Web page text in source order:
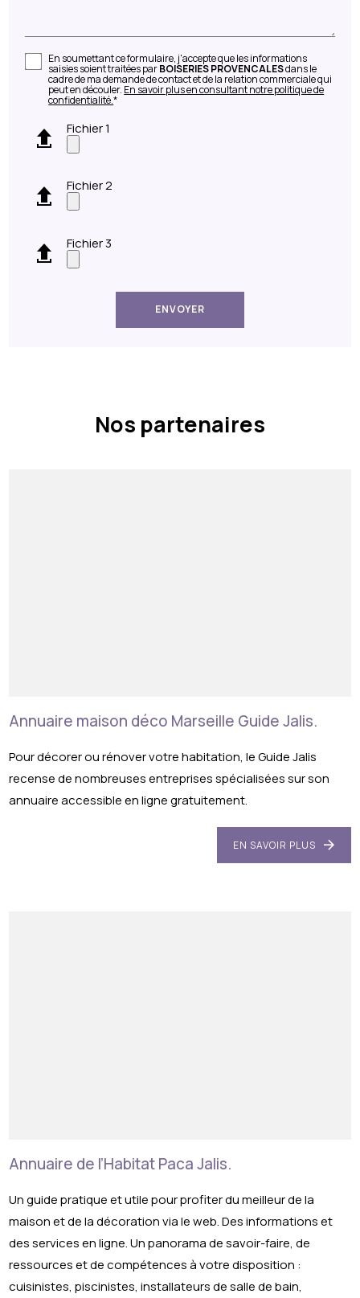
En soumettant ce formulaire, j'accepte que les informations
saisies soient traitées parBOISERIES PROVENCALESdans le
cadre de ma demande de contact et de la relation commerciale qui
peut en découler. En savoir plus en consultant notre politique de
confidentialité.*
Fichier 1
Fichier 2
Fichier 3
Nos partenaires
Annuaire maison déco Marseille Guide Jalis.
Pour décorer ou rénover votre habitation, le Guide Jalis
recense de nombreuses entreprises spécialisées sur son
annuaire accessible en ligne gratuitement.
EN SAVOIR PLUS
Annuaire de l’Habitat Paca Jalis.
Un guide pratique et utile pour profiter du meilleur de la
maison et de la décoration via le web. Des informations et
des services en ligne. Un panorama de savoir-faire, de
ressources et de compétences à votre disposition :
cuisinistes, piscinistes, installateurs de salle de bain,